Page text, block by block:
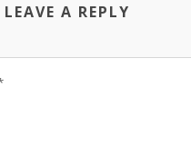
LEAVE A REPLY